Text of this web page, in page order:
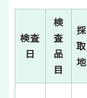
検査
日
検
査
品
目
採
取
地